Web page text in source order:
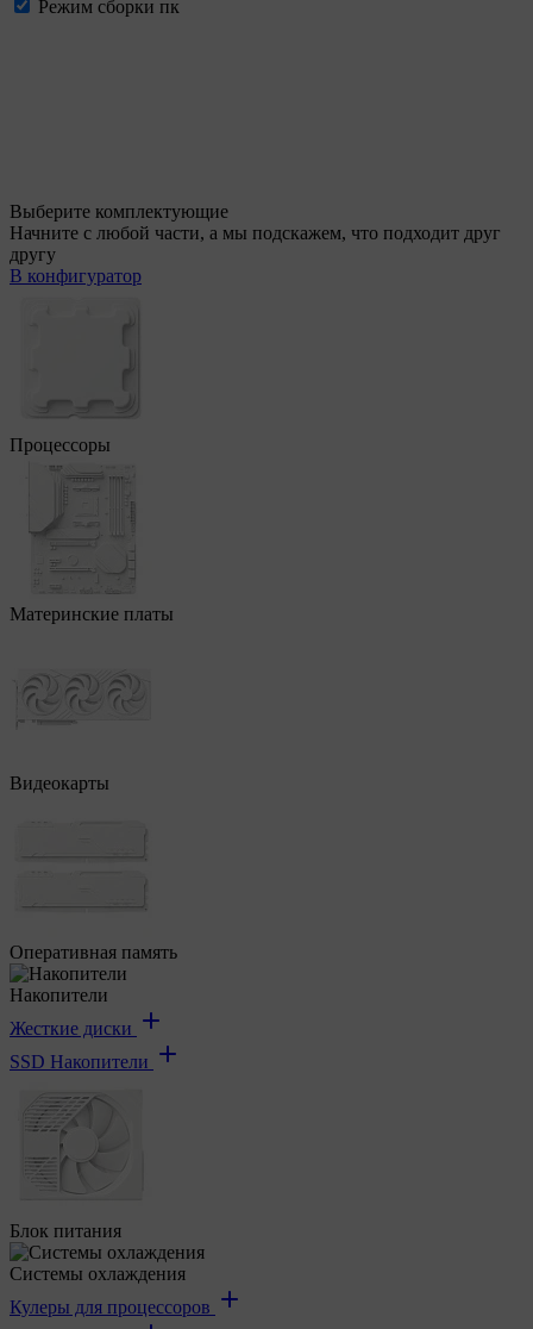
Режим сборки пк
Выберите комплектующие
Начните с любой части, а мы подскажем, что подходит друг
другу
В конфигуратор
Процессоры
Материнские платы
Видеокарты
Оперативная память
Накопители
Жесткие диски
SSD Накопители
Блок питания
Системы охлаждения
Кулеры для процессоров